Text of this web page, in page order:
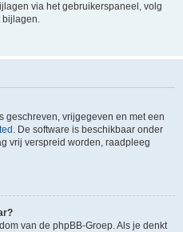
via het gebruikerspaneel, volg
bijlagen.
geschreven, vrijgegeven en met een
. De software is beschikbaar onder
vrij verspreid worden, raadpleeg
van de phpBB-Groep. Als je denkt